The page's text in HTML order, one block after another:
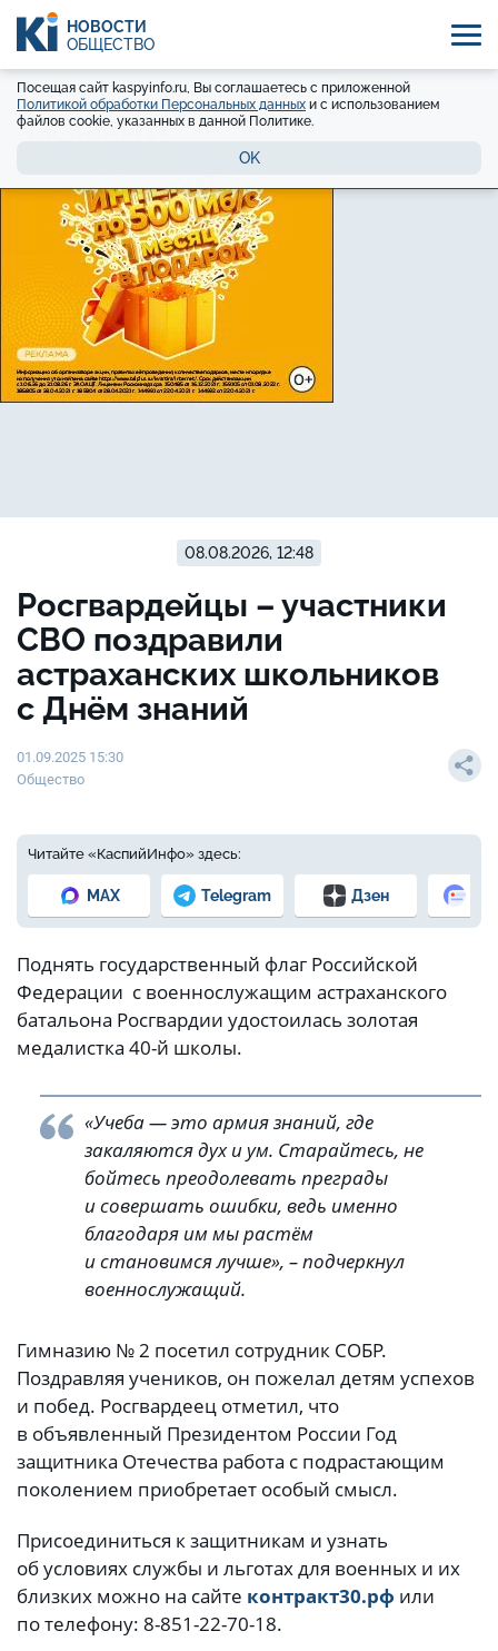
НОВОСТИ
ОБЩЕСТВО
Посещая сайт kaspyinfo.ru, Вы соглашаетесь с приложенной
Политикой обработки Персональных данных и с использованием
файлов cookie, указанных в данной Политике.
OK
08.08.2026, 12:48
Росгвардейцы – участники
СВО поздравили
астраханских школьников
с Днём знаний
01.09.2025 15:30
Общество
Читайте «КаспийИнфо» здесь:
MAX Telegram Дзен
Поднять государственный флаг Российской
Федерации с военнослужащим астраханского
батальона Росгвардии удостоилась золотая
медалистка 40-й школы.
«Учеба — это армия знаний, где
закаляются дух и ум. Старайтесь, не
бойтесь преодолевать преграды
и совершать ошибки, ведь именно
благодаря им мы растём
и становимся лучше», – подчеркнул
военнослужащий.
Гимназию № 2 посетил сотрудник СОБР.
Поздравляя учеников, он пожелал детям успехов
и побед. Росгвардеец отметил, что
в объявленный Президентом России Год
защитника Отечества работа с подрастающим
поколением приобретает особый смысл.
Присоединиться к защитникам и узнать
об условиях службы и льготах для военных и их
близких можно на сайте контракт30.рф или
по телефону: 8-851-22-70-18.